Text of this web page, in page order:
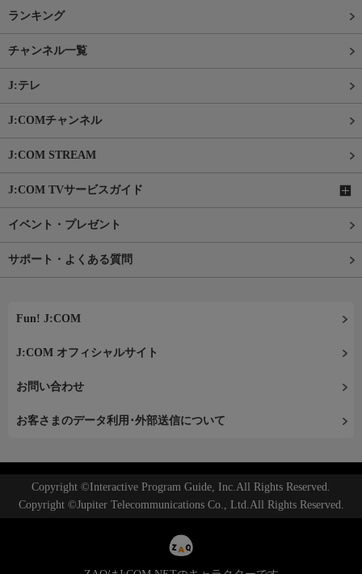
ランキング
チャンネル一覧
J:テレ
J:COMチャンネル
J:COM STREAM
J:COM TVサービスガイド
イベント・プレゼント
サポート・よくある質問
Fun! J:COM
J:COM オフィシャルサイト
お問い合わせ
お客さまのデータ利用･外部送信について
Copyright ©Interactive Program Guide, Inc.All Rights Reserved.
Copyright ©Jupiter Telecommunications Co., Ltd.All Rights Reserved.